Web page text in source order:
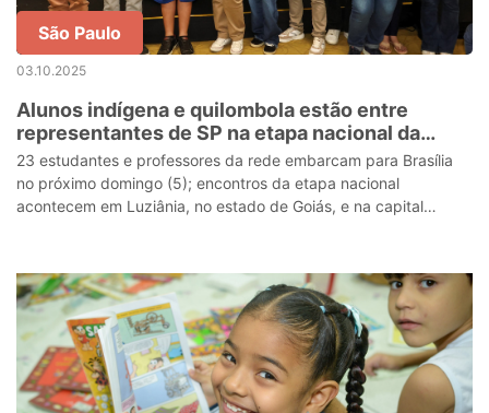
São Paulo
03.10.2025
Alunos indígena e quilombola estão entre
representantes de SP na etapa nacional da
Conferência Nacional Infantojuvenil pelo Meio
Ambiente
23 estudantes e professores da rede embarcam para Brasília
no próximo domingo (5); encontros da etapa nacional
acontecem em Luziânia, no estado de Goiás, e na capital